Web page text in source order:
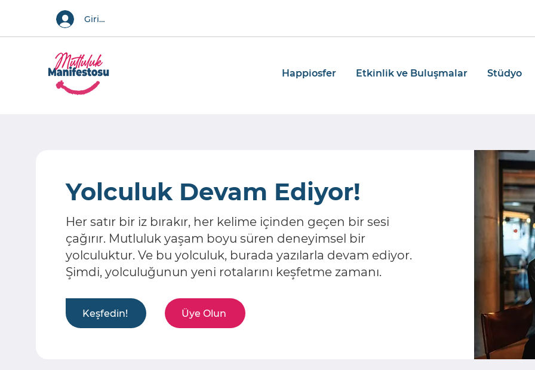
Giriş Yap
Happiosfer Etkinlik ve Buluşmalar Stüdyo
Yolculuk Devam Ediyor!
Her satır bir iz bırakır, her kelime içinden geçen bir sesi
çağırır. Mutluluk yaşam boyu süren deneyimsel bir
yolculuktur. Ve bu yolculuk, burada yazılarla devam ediyor.
Şimdi, yolculuğunun yeni rotalarını keşfetme zamanı.
Keşfedin! Üye Olun